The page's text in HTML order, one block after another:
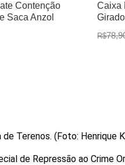
Contenção
Saca Anzol
Caixa
R$
Terenos. (Foto: Henrique
de Repressão ao Crime